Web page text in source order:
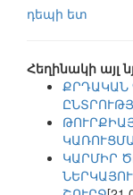
դեպի ետ
Հեղինակի այլ
ՔՐԴԱԿԱՆ
ԿԱՐՄԻՐ